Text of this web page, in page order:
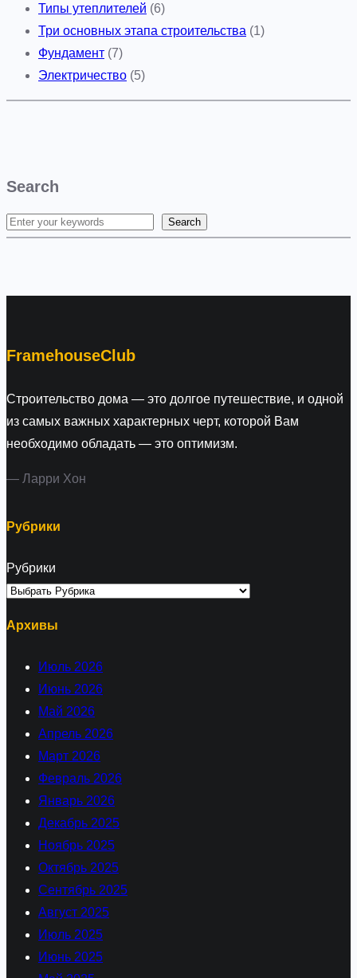
Типы утеплителей (6)
Три основных этапа строительства (1)
Фундамент (7)
Электричество (5)
Search
S
Search
FramehouseClub
Строительство дома — это долгое путешествие, и одной
из самых важных характерных черт, которой Вам
необходимо обладать — это оптимизм.
— Ларри Хон
Рубрики
Рубрики
Архивы
Июль 2026
Июнь 2026
Май 2026
Апрель 2026
Март 2026
Февраль 2026
Январь 2026
Декабрь 2025
Ноябрь 2025
Октябрь 2025
Сентябрь 2025
Август 2025
Июль 2025
Июнь 2025